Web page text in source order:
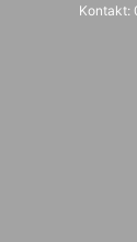
Kontakt: